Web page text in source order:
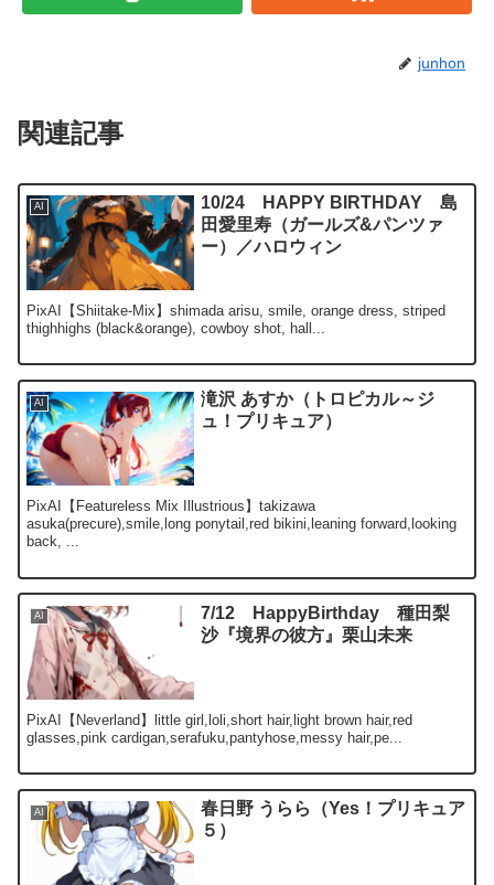
junhon
関連記事
AI
10/24 HAPPY BIRTHDAY 島
田愛里寿（ガールズ&パンツァ
ー）／ハロウィン
PixAI【Shiitake-Mix】shimada arisu, smile, orange dress, striped
thighhighs (black&orange), cowboy shot, hall...
AI
滝沢 あすか（トロピカル～ジ
ュ！プリキュア）
PixAI【Featureless Mix Illustrious】takizawa
asuka(precure),smile,long ponytail,red bikini,leaning forward,looking
back, ...
AI
7/12 HappyBirthday 種田梨
沙『境界の彼方』栗山未来
PixAI【Neverland】little girl,loli,short hair,light brown hair,red
glasses,pink cardigan,serafuku,pantyhose,messy hair,pe...
AI
春日野 うらら（Yes！プリキュア
５）